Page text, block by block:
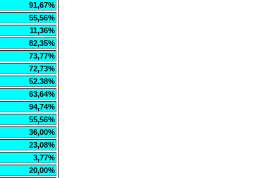
91,67%
55,56%
11,36%
82,35%
73,77%
72,73%
52.38%
63,64%
94,74%
55,56%
36,00%
23,08%
3,77%
20,00%